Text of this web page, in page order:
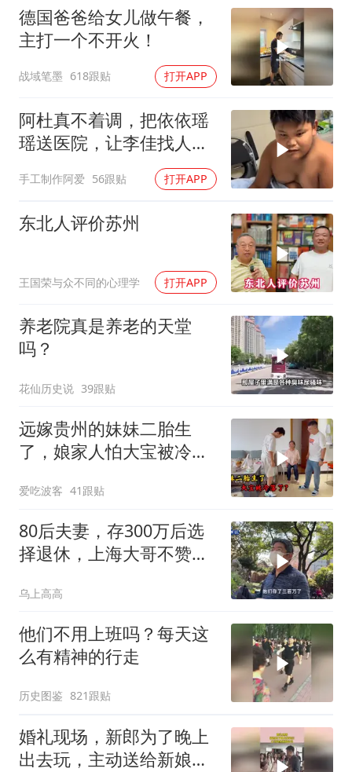
德国爸爸给女儿做午餐，
主打一个不开火！
战域笔墨 618跟贴 打开APP
阿杜真不着调，把依依瑶
瑶送医院，让李佳找人看
手工制作阿爱 56跟贴 打开APP
东北人评价苏州
王国荣与众不同的心理学 打开APP
养老院真是养老的天堂
吗？
花仙历史说 39跟贴
远嫁贵州的妹妹二胎生
了，娘家人怕大宝被冷
爱吃波客 41跟贴
80后夫妻，存300万后选
择退休，上海大哥不赞同
乌上高高
他们不用上班吗？每天这
么有精神的行走
历史图鉴 821跟贴
婚礼现场，新郎为了晚上
出去玩，主动送给新娘包